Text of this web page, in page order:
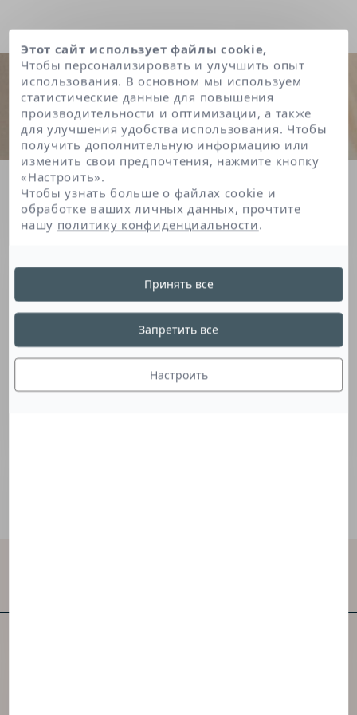
Главная Acrylates/steareth-20 methacrylate copolymer
Acrylates/Steareth-20
Methacrylate
Copolymer
Этот сайт использует файлы cookie,
Чтобы персонализировать и улучшить опыт
использования. В основном мы используем
статистические данные для повышения
производительности и оптимизации, а также
для улучшения удобства использования. Чтобы
получить дополнительную информацию или
изменить свои предпочтения, нажмите кнопку
«Настроить».
Чтобы узнать больше о файлах cookie и
обработке ваших личных данных, прочтите
нашу политику конфиденциальности.
Настроить
Запретить все
Принять все